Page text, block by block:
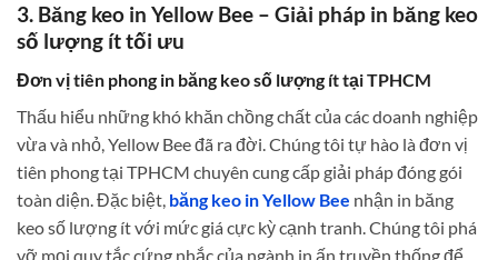
3. Băng keo in Yellow Bee – Giải pháp in băng keo
số lượng ít tối ưu
Đơn vị tiên phong in băng keo số lượng ít tại TPHCM
Thấu hiểu những khó khăn chồng chất của các doanh nghiệp
vừa và nhỏ, Yellow Bee đã ra đời. Chúng tôi tự hào là đơn vị
tiên phong tại TPHCM chuyên cung cấp giải pháp đóng gói
toàn diện. Đặc biệt, băng keo in Yellow Bee nhận in băng
keo số lượng ít với mức giá cực kỳ cạnh tranh. Chúng tôi phá
vỡ mọi quy tắc cứng nhắc của ngành in ấn truyền thống để